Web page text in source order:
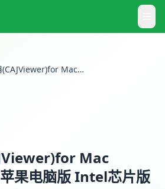
caj阅读器(CAJViewer)for Mac v9.5.0.24366 苹果电脑版 Intel芯片版
Mac
果电脑版 Intel芯片版